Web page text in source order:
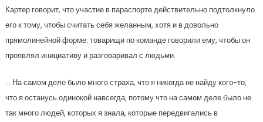
Картер говорит, что участие в параспорте действительно подтолкнуло
его к тому, чтобы считать себя желанным, хотя и в довольно
прямолинейной форме: товарищи по команде говорили ему, чтобы он
проявлял инициативу и разговаривал с людьми.
… На самом деле было много страха, что я никогда не найду кого-то,
что я останусь одинокой навсегда, потому что на самом деле было не
так много людей, которых я знала, которые передвигались в